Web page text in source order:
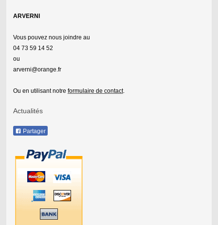
ARVERNI
Vous pouvez nous joindre au
04 73 59 14 52
ou
arverni@orange.fr
Ou en utilisant notre formulaire de contact.
Actualités
Partager